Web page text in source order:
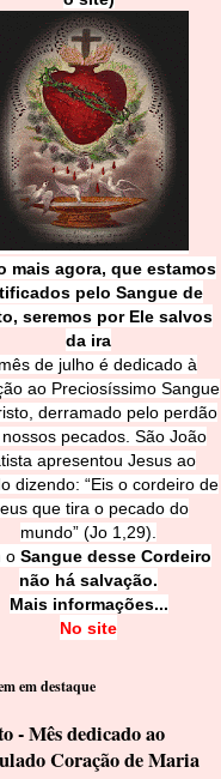
mais agora, que estamos
pelo Sangue de
seremos por Ele salvos
da ira
de julho é dedicado à
ao Preciosíssimo Sangue
derramado pelo perdão
pecados. São João
apresentou Jesus ao
dizendo: “Eis o cordeiro de
que tira o pecado do
mundo” (Jo 1,29).
o Sangue desse Cordeiro
não há salvação.
Mais informações...
No site
em destaque
- Mês dedicado ao
Coração de Maria